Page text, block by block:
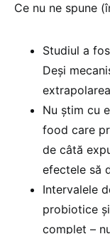
Ce nu ne spune
Studiul a
Deși
Nu știm cu
food care
de câtă
efectele să
Intervalele
probiotice
complet –